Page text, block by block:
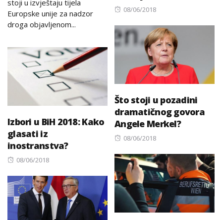
stoji u izvještaju tijela
Europske unije za nadzor
droga objavljenom...
Posted
08/06/2018
Što stoji u pozadini
dramatičnog govora
Angele Merkel?
Posted
08/06/2018
Izbori u BiH 2018: Kako
glasati iz
inostranstva?
Posted
08/06/2018